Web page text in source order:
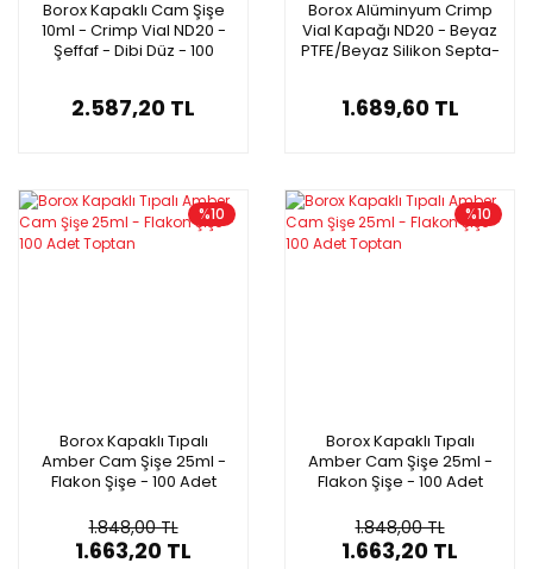
Borox Kapaklı Cam Şişe
10ml - Crimp Vial ND20 -
Şeffaf - Dibi Düz - 100
2.587,20 TL
Borox Alüminyum Crimp
Vial Kapağı ND20 - Beyaz
PTFE/Beyaz Silikon Septa-
1.689,60 TL
%10
Borox Kapaklı Tıpalı
Amber Cam Şişe 25ml -
Flakon Şişe - 100 Adet
1.848,00 TL
1.663,20 TL
%10
Borox Kapaklı Tıpalı
Amber Cam Şişe 25ml -
Flakon Şişe - 100 Adet
1.848,00 TL
1.663,20 TL